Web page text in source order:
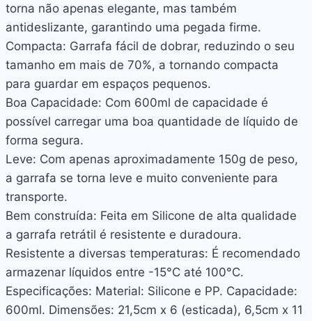
torna não apenas elegante, mas também
antideslizante, garantindo uma pegada firme.
Compacta: Garrafa fácil de dobrar, reduzindo o seu
tamanho em mais de 70%, a tornando compacta
para guardar em espaços pequenos.
Boa Capacidade: Com 600ml de capacidade é
possível carregar uma boa quantidade de líquido de
forma segura.
Leve: Com apenas aproximadamente 150g de peso,
a garrafa se torna leve e muito conveniente para
transporte.
Bem construída: Feita em Silicone de alta qualidade
a garrafa retrátil é resistente e duradoura.
Resistente a diversas temperaturas: É recomendado
armazenar líquidos entre -15°C até 100°C.
Especificações: Material: Silicone e PP. Capacidade:
600ml. Dimensões: 21,5cm x 6 (esticada), 6,5cm x 11